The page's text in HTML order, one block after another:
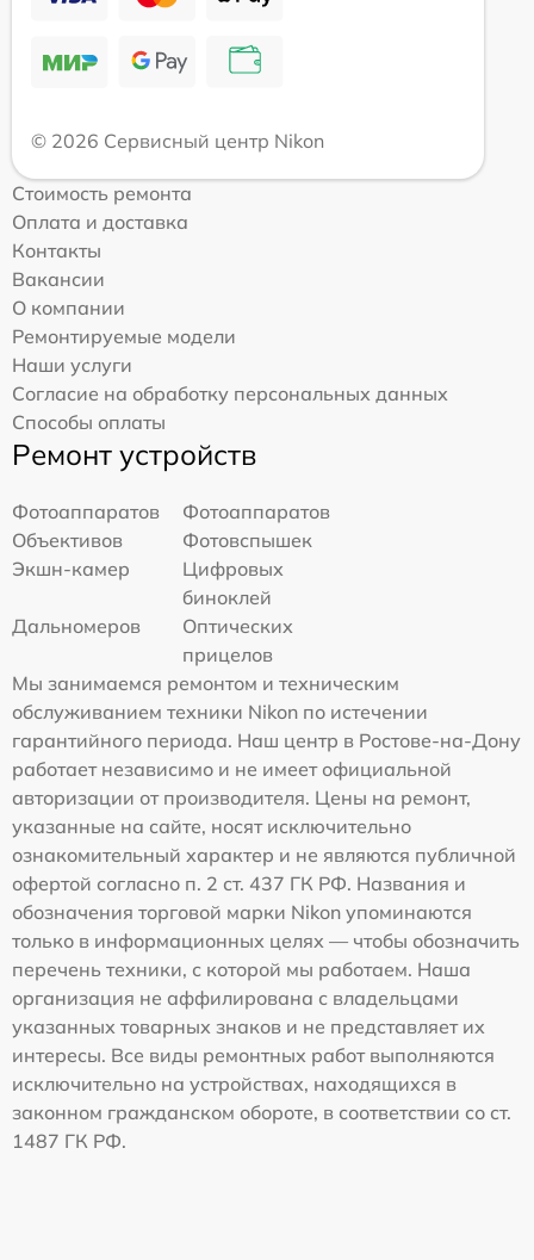
© 2026 Сервисный центр Nikon
Стоимость ремонта
Оплата и доставка
Контакты
Вакансии
О компании
Ремонтируемые модели
Наши услуги
Согласие на обработку персональных данных
Способы оплаты
Ремонт устройств
Фотоаппаратов
Фотоаппаратов
Объективов
Фотовспышек
Экшн-камер
Цифровых
биноклей
Дальномеров
Оптических
прицелов
Мы занимаемся ремонтом и техническим
обслуживанием техники Nikon по истечении
гарантийного периода. Наш центр в Ростове-на-Дону
работает независимо и не имеет официальной
авторизации от производителя. Цены на ремонт,
указанные на сайте, носят исключительно
ознакомительный характер и не являются публичной
офертой согласно п. 2 ст. 437 ГК РФ. Названия и
обозначения торговой марки Nikon упоминаются
только в информационных целях — чтобы обозначить
перечень техники, с которой мы работаем. Наша
организация не аффилирована с владельцами
указанных товарных знаков и не представляет их
интересы. Все виды ремонтных работ выполняются
исключительно на устройствах, находящихся в
законном гражданском обороте, в соответствии со ст.
1487 ГК РФ.